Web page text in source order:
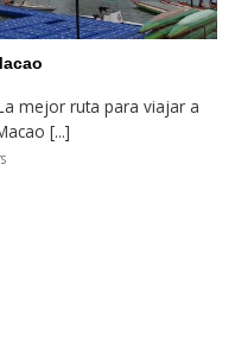
mejor ruta para viajar a
[...]